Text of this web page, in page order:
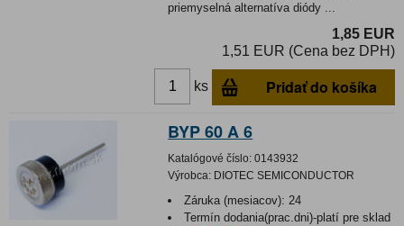
priemyselná alternatíva diódy ...
1,85 EUR
1,51 EUR (Cena bez DPH)
ks Pridať do košíka
BYP 60 A 6
Katalógové číslo: 0143932
Výrobca: DIOTEC SEMICONDUCTOR
Záruka (mesiacov): 24
Termín dodania(prac.dni)-platí pre sklad